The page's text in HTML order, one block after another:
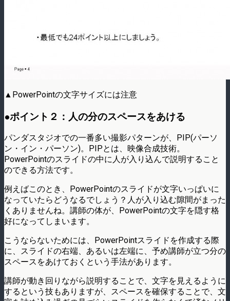
▲PowerPointの文字サイズには注意
●ポイント２：人の分のスペースをあける
パンダスタジオでの一番多い撮影パターンが、PIP(パーソ
ン・イン・パーソン)。PIPとは、映像合成技術。
PowerPointのスライドの中に人が入り込んで説明すること
のできる方法です。
例えばこのとき、PowerPointのスライドが文字いっぱいに
なっていたらどうなるでしょう？人が入り込む隙間がまった
くありませんね。講師の体が、PowerPointの文字を隠す格
好になってしまいます。
こうならないためには、PowerPointスライドを作成する際
に、スライドの右端、あるいは左端に、予め講師が立つ分の
スペースをあけておくという手法があります。
講師が動き回りながら説明することで、文字を見えるように
するという技もありますが、スペースを確保することで、文